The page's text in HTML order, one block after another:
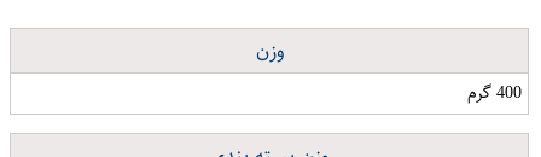
وزن
400 گرم